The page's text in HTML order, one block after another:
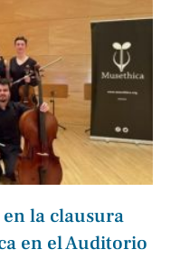
la clausura
en el Auditorio